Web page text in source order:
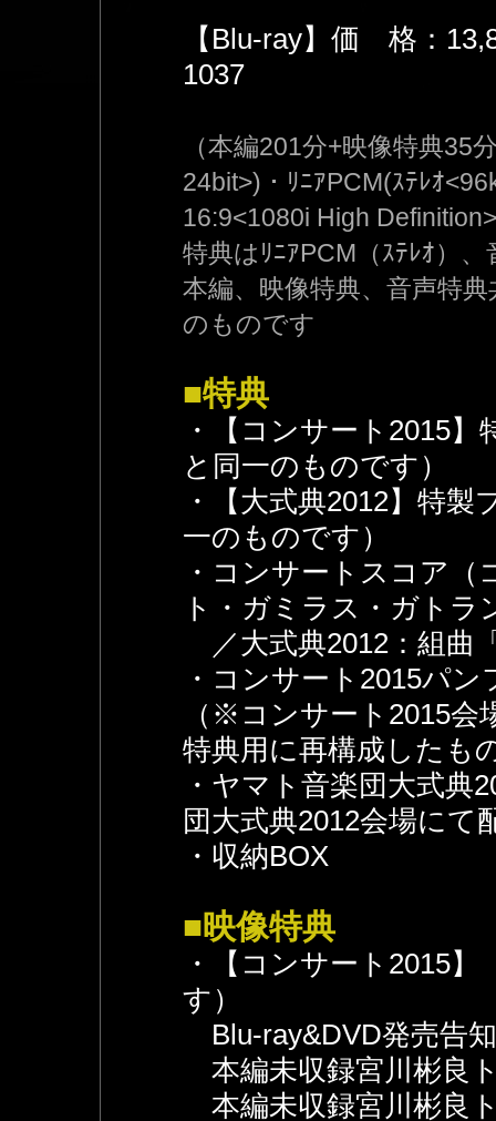
【Blu-ray】価 格：
1037
（本編201分+映像特典35
24bit>)・ﾘﾆｱPCM(ｽﾃﾚｵ
16:9<1080i High
特典はﾘﾆｱPCM（ｽﾃﾚｵ）
本編、映像特典、音声特
のものです
■特典
・【コンサート2015
と同一のものです）
・【大式典2012】特
一のものです）
・コンサートスコア（
ト・ガミラス・ガトラ
／大式典2012：組曲
・コンサート2015パ
（※コンサート2015
特典用に再構成したも
・ヤマト音楽団大式
団大式典2012会場にて
・収納BOX
■映像特典
・【コンサート2015
す）
Blu-ray&DVD発売告
本編未収録宮川彬良
本編未収録宮川彬良